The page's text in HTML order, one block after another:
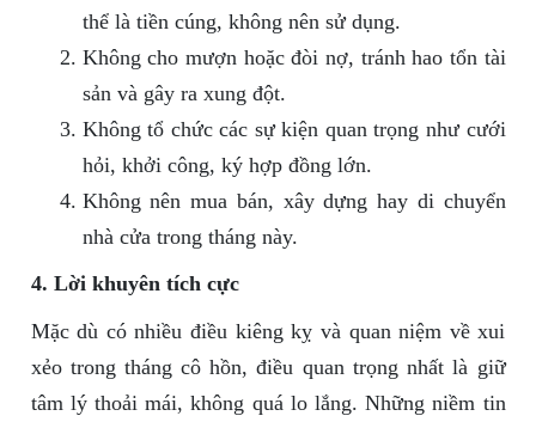
thể là tiền cúng, không nên sử dụng.
Không cho mượn hoặc đòi nợ, tránh hao tổn tài
sản và gây ra xung đột.
Không tổ chức các sự kiện quan trọng như cưới
hỏi, khởi công, ký hợp đồng lớn.
Không nên mua bán, xây dựng hay di chuyển
nhà cửa trong tháng này.
4. Lời khuyên tích cực
Mặc dù có nhiều điều kiêng kỵ và quan niệm về xui
xẻo trong tháng cô hồn, điều quan trọng nhất là giữ
tâm lý thoải mái, không quá lo lắng. Những niềm tin